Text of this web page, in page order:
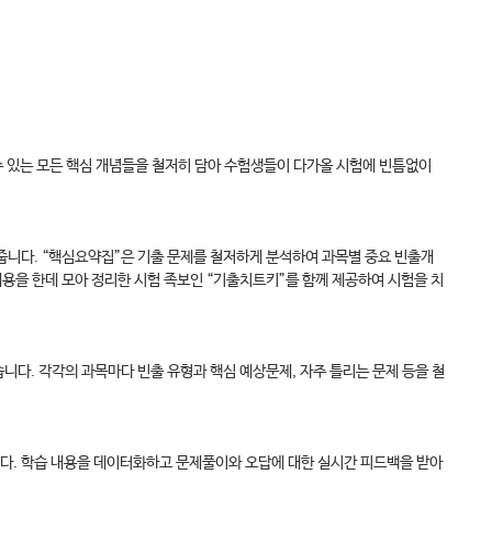
는 모든 핵심 개념들을 철저히 담아 수험생들이 다가올 시험에 빈틈없이
다. “핵심요약집”은 기출 문제를 철저하게 분석하여 과목별 중요 빈출개
한데 모아 정리한 시험 족보인 “기출치트키”를 함께 제공하여 시험을 치
다. 각각의 과목마다 빈출 유형과 핵심 예상문제, 자주 틀리는 문제 등을 철
습 내용을 데이터화하고 문제풀이와 오답에 대한 실시간 피드백을 받아